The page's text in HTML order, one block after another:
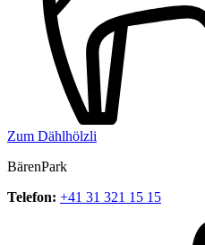
Zum Dählhölzli
BärenPark
Telefon: +41 31 321 15 15